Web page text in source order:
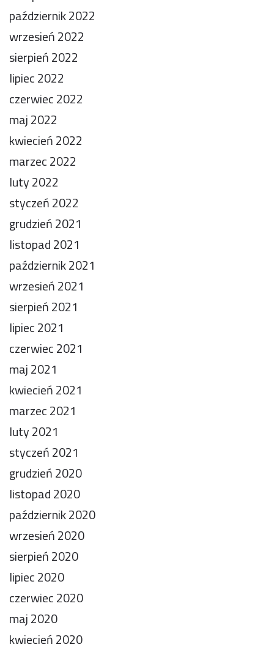
październik 2022
wrzesień 2022
sierpień 2022
lipiec 2022
czerwiec 2022
maj 2022
kwiecień 2022
marzec 2022
luty 2022
styczeń 2022
grudzień 2021
listopad 2021
październik 2021
wrzesień 2021
sierpień 2021
lipiec 2021
czerwiec 2021
maj 2021
kwiecień 2021
marzec 2021
luty 2021
styczeń 2021
grudzień 2020
listopad 2020
październik 2020
wrzesień 2020
sierpień 2020
lipiec 2020
czerwiec 2020
maj 2020
kwiecień 2020